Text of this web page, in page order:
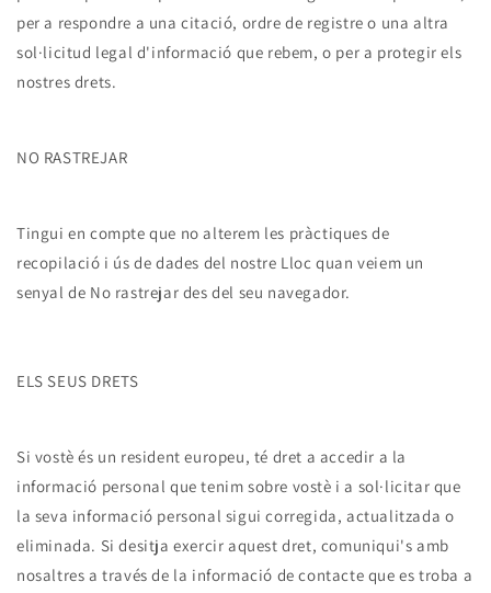
per a respondre a una citació, ordre de registre o una altra
sol·licitud legal d'informació que rebem, o per a protegir els
nostres drets.
NO RASTREJAR
Tingui en compte que no alterem les pràctiques de
recopilació i ús de dades del nostre Lloc quan veiem un
senyal de No rastrejar des del seu navegador.
ELS SEUS DRETS
Si vostè és un resident europeu, té dret a accedir a la
informació personal que tenim sobre vostè i a sol·licitar que
la seva informació personal sigui corregida, actualitzada o
eliminada. Si desitja exercir aquest dret, comuniqui's amb
nosaltres a través de la informació de contacte que es troba a